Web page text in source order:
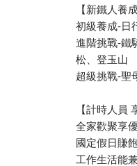
【新鐵人養
初級養成-日
進階挑戰-鐵
松、登玉山
超級挑戰-聖
【計時人員
全家歡聚享
國定假日賺
工作生活能